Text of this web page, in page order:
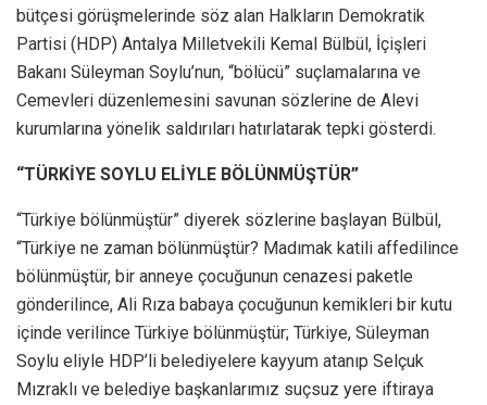
bütçesi görüşmelerinde söz alan Halkların Demokratik
Partisi (HDP) Antalya Milletvekili Kemal Bülbül, İçişleri
Bakanı Süleyman Soylu’nun, “bölücü” suçlamalarına ve
Cemevleri düzenlemesini savunan sözlerine de Alevi
kurumlarına yönelik saldırıları hatırlatarak tepki gösterdi.
“TÜRKİYE SOYLU ELİYLE BÖLÜNMÜŞTÜR”
“Türkiye bölünmüştür” diyerek sözlerine başlayan Bülbül,
“Türkiye ne zaman bölünmüştür? Madımak katili affedilince
bölünmüştür, bir anneye çocuğunun cenazesi paketle
gönderilince, Ali Rıza babaya çocuğunun kemikleri bir kutu
içinde verilince Türkiye bölünmüştür; Türkiye, Süleyman
Soylu eliyle HDP’li belediyelere kayyum atanıp Selçuk
Mızraklı ve belediye başkanlarımız suçsuz yere iftiraya